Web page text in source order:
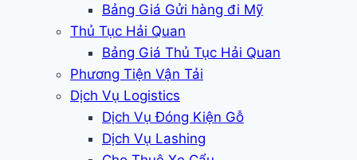
Bảng Giá Gửi hàng đi Mỹ
Thủ Tục Hải Quan
Bảng Giá Thủ Tục Hải Quan
Phương Tiện Vận Tải
Dịch Vụ Logistics
Dịch Vụ Đóng Kiện Gỗ
Dịch Vụ Lashing